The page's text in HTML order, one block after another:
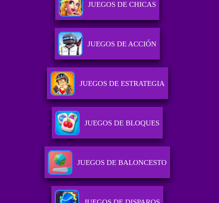
JUEGOS DE CHICAS
JUEGOS DE ACCIÓN
JUEGOS DE ESTRATEGIA
JUEGOS DE BLOQUES
JUEGOS DE BALONCESTO